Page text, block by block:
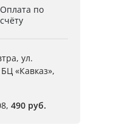
Оплата по
счёту
ул.
«Кавказ»,
490 руб.